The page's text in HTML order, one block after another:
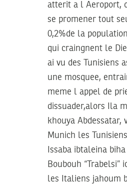
atterit a l Aeroport,
se promener tout
0,2%de la
qui craingnent le
ai vu des Tunisiens
une mosquee,
meme l appel de
dissuader,alors Ila
khouya Abdessatar,
Munich les
Issaba ibtaleina
Boubouh
les Italiens jahoum